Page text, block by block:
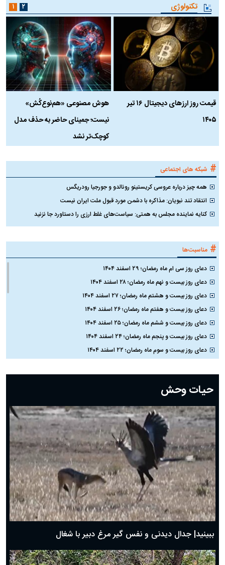
تکنولوژی
قیمت روز ارز‌های دیجیتال ۱۶ تیر
۱۴۰۵
هوش مصنوعی «هم‌نوع‌کُش»
نیست؛ جمینای حاضر به حذف مدل
کوچک‌تر نشد
۱ ۲
# شبکه های اجتماعی
همه چیز درباره عروسی کریستینو رونالدو و جورجیا رودریگس
انتقاد تند نبویان: مذاکره با دشمن مورد قبول ملت ایران نیست
کنایه نماینده مجلس به همتی: سیاست‌های غلط ارزی را دستاورد جا نزنید
# مناسبت‌ها
دعای روز سی ام ماه رمضان؛ ۲۹ اسفند ۱۴۰۴
دعای روز بیست و نهم ماه رمضان؛ ۲۸ اسفند ۱۴۰۴
دعای روز بیست و هشتم ماه رمضان؛ ۲۷ اسفند ۱۴۰۴
دعای روز بیست و هفتم ماه رمضان؛ ۲۶ اسفند ۱۴۰۴
دعای روز بیست و ششم ماه رمضان؛ ۲۵ اسفند ۱۴۰۴
دعای روز بیست و پنجم ماه رمضان؛ ۲۴ اسفند ۱۴۰۴
دعای روز بیست و سوم ماه رمضان؛ ۲۲ اسفند ۱۴۰۴
دعای روز بیستم ماه رمضان؛ ۱۹ اسفند ۱۴۰۴
دعای روز هشتم ماه مبارک رمضان؛ ۷ اسفند ماه ۱۴۰۴
دعای روز هفتم ماه رمضان؛ ۶ اسفند ۱۴۰۴
دعای روز ششم ماه رمضان؛ ۵ اسفند ۱۴۰۴
دعای روز پنجم ماه رمضان؛ ۴ اسفند ۱۴۰۴
دعای روز چهارم ماه مبارک رمضان؛ ۳ اسفند ۱۴۰۴
دعای روز سوم ماه مبارک رمضان؛ ۱۴ اسفند ۱۴۰۴
دعای روز دوم ماه مبارک رمضان ۱ اسفند ماه ۱۴۰۴
دعای روز اول ماه مبارک رمضان، ۳۰ بهمن ۱۴۰۴
حضرت زینب(س) چگونه از دنیا رفت؟
بهترین پیامک تبریک روز پدر ۱۴۰۴؛ جملات زیبا و صمیمانه
حیات وحش
ببینید| جدال دیدنی و نفس گیر مرغ دبیر با شغال